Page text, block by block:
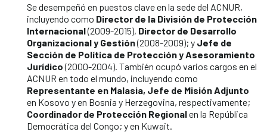
Se desempeñó en puestos clave en la sede del ACNUR,
incluyendo como Director de la División de Protección
Internacional(2009-2015), Director de Desarrollo
Organizacional y Gestión(2008-2009); y Jefe de
Sección de Política de Protección y Asesoramiento
Jurídico(2000-2004). También ocupó varios cargos en el
ACNUR en todo el mundo, incluyendo como
Representante en Malasia, Jefe de Misión Adjunto
en Kosovo y en Bosnia y Herzegovina, respectivamente;
Coordinador de Protección Regionalen la República
Democrática del Congo; y en Kuwait.